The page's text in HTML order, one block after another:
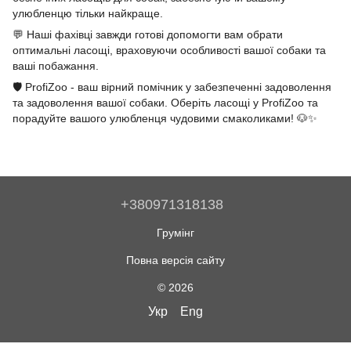
улюбленцю тільки найкраще.
💬 Наші фахівці завжди готові допомогти вам обрати
оптимальні ласощі, враховуючи особливості вашої собаки та
ваші побажання.
🛡️ ProfiZoo - ваш вірний помічник у забезпеченні задоволення
та задоволення вашої собаки. Оберіть ласощі у ProfiZoo та
порадуйте вашого улюбленця чудовими смаколиками! 🐶✨
+380971318138
Грумінг
Повна версія сайту
© 2026
Укр Eng